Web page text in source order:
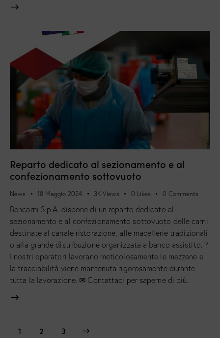
Reparto dedicato al sezionamento e al
confezionamento sottovuoto
News 18 Maggio 2024 3K Views 0 Likes 0 Comments
Bencarni S.p.A. dispone di un reparto dedicato al
sezionamento e al confezionamento sottovuoto delle carni
destinate al canale ristorazione, alle macellerie tradizionali
o alla grande distribuzione organizzata a banco assistito. ?
I nostri operatori lavorano meticolosamente le mezzene e
la tracciabilità viene mantenuta rigorosamente durante
tutta la lavorazione. ✉ Contattaci per saperne di più.
1 2 3